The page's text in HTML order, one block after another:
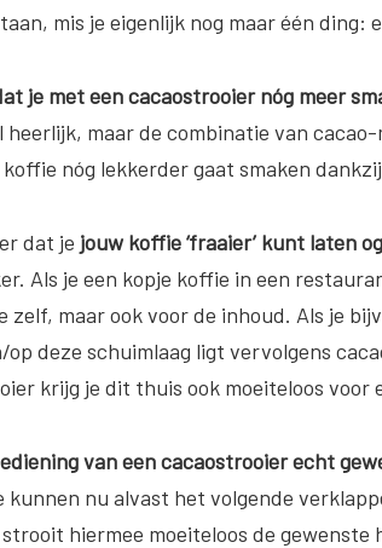
mis je eigenlijk nog maar één ding:
je met een cacaostrooier nóg meer
heerlijk, maar de combinatie van
nóg lekkerder gaat smaken
dat je jouw koffie ‘fraaier’ kunt laten
Als je een kopje koffie in een
zelf, maar ook voor de inhoud. Als je
op deze schuimlaag ligt vervolgens
krijg je dit thuis ook moeiteloos voor
van een cacaostrooier echt
kunnen nu alvast het volgende
hiermee moeiteloos de